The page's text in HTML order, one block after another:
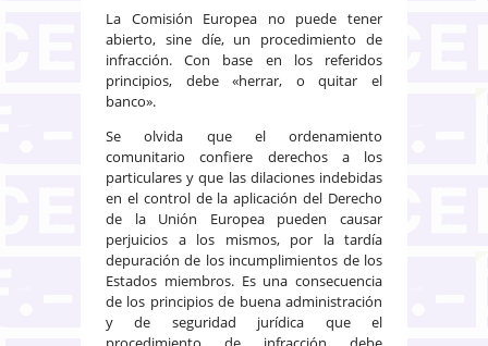
La Comisión Europea no puede tener
abierto, sine díe, un procedimiento de
infracción. Con base en los referidos
principios, debe «herrar, o quitar el
banco».
Se olvida que el ordenamiento
comunitario confiere derechos a los
particulares y que las dilaciones indebidas
en el control de la aplicación del Derecho
de la Unión Europea pueden causar
perjuicios a los mismos, por la tardía
depuración de los incumplimientos de los
Estados miembros. Es una consecuencia
de los principios de buena administración
y de seguridad jurídica que el